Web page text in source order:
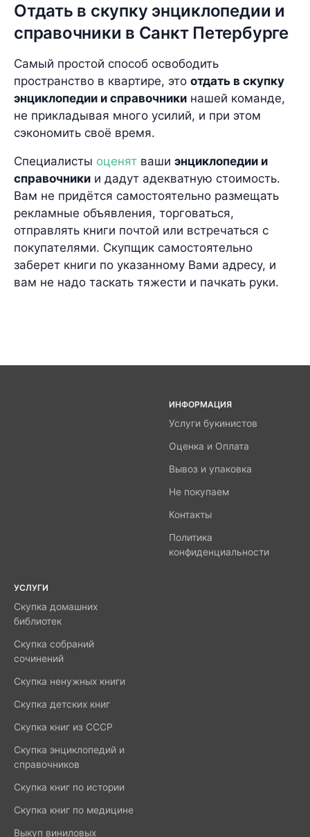
Отдать в скупку энциклопедии и
справочники в Санкт Петербурге
Самый простой способ освободить
пространство в квартире, это отдать в скупку
энциклопедии и справочники нашей команде,
не прикладывая много усилий, и при этом
сэкономить своё время.
Специалисты оценят ваши энциклопедии и
справочники и дадут адекватную стоимость.
Вам не придётся самостоятельно размещать
рекламные объявления, торговаться,
отправлять книги почтой или встречаться с
покупателями. Скупщик самостоятельно
заберет книги по указанному Вами адресу, и
вам не надо таскать тяжести и пачкать руки.
ИНФОРМАЦИЯ
Услуги букинистов
Оценка и Оплата
Вывоз и упаковка
Не покупаем
Контакты
Политика
конфиденциальности
УСЛУГИ
Скупка домашних
библиотек
Скупка собраний
сочинений
Скупка ненужных книги
Скупка детских книг
Скупка книг из СССР
Скупка энциклопедий и
справочников
Скупка книг по истории
Скупка книг по медицине
Выкуп виниловых